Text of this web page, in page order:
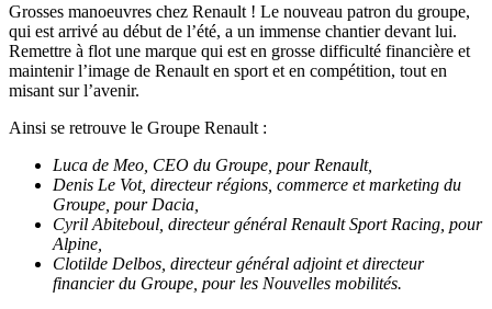
Grosses manoeuvres chez Renault ! Le nouveau patron du groupe,
qui est arrivé au début de l’été, a un immense chantier devant lui.
Remettre à flot une marque qui est en grosse difficulté financière et
maintenir l’image de Renault en sport et en compétition, tout en
misant sur l’avenir.
Ainsi se retrouve le Groupe Renault :
Luca de Meo, CEO du Groupe, pour Renault,
Denis Le Vot, directeur régions, commerce et marketing du
Groupe, pour Dacia,
Cyril Abiteboul, directeur général Renault Sport Racing, pour
Alpine,
Clotilde Delbos, directeur général adjoint et directeur
financier du Groupe, pour les Nouvelles mobilités.